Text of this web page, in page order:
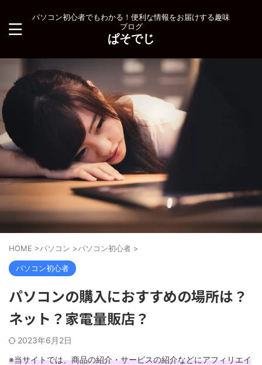
パソコン初心者でもわかる！便利な情報をお届けする趣味
ブログ
ぱそでじ
HOME >パソコン >パソコン初心者 >
パソコン初心者
パソコンの購入におすすめの場所は？
ネット？家電量販店？
2023年6月2日
※当サイトでは、商品の紹介・サービスの紹介などにアフィリエイ